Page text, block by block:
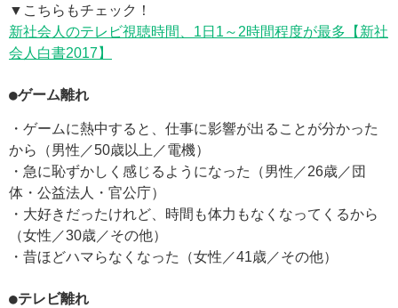
▼こちらもチェック！
新社会人のテレビ視聴時間、1日1～2時間程度が最多【新社
会人白書2017】
●ゲーム離れ
・ゲームに熱中すると、仕事に影響が出ることが分かった
から（男性／50歳以上／電機）
・急に恥ずかしく感じるようになった（男性／26歳／団
体・公益法人・官公庁）
・大好きだったけれど、時間も体力もなくなってくるから
（女性／30歳／その他）
・昔ほどハマらなくなった（女性／41歳／その他）
●テレビ離れ